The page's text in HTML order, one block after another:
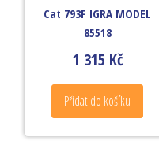
Cat 793F IGRA MODEL
85518
1 315 Kč
Přidat do košíku